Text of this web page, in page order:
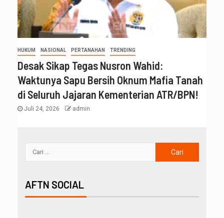
HUKUM NASIONAL PERTANAHAN TRENDING
Desak Sikap Tegas Nusron Wahid:
Waktunya Sapu Bersih Oknum Mafia Tanah
di Seluruh Jajaran Kementerian ATR/BPN!
Juli 24, 2026 admin
AFTN SOCIAL